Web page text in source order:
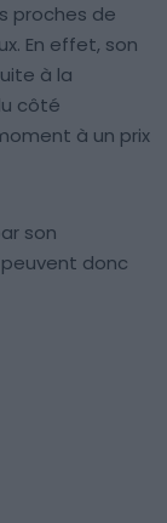
proches de
En effet, son
à la
côté
à un prix
son
donc